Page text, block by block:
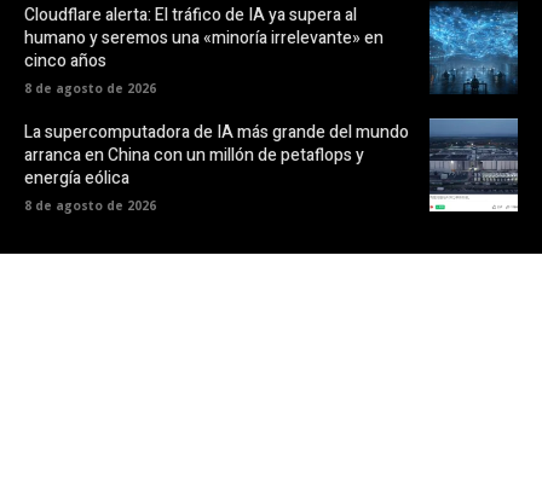
Cloudflare alerta: El tráfico de IA ya supera al
humano y seremos una «minoría irrelevante» en
cinco años
8 de agosto de 2026
La supercomputadora de IA más grande del mundo
arranca en China con un millón de petaflops y
energía eólica
8 de agosto de 2026